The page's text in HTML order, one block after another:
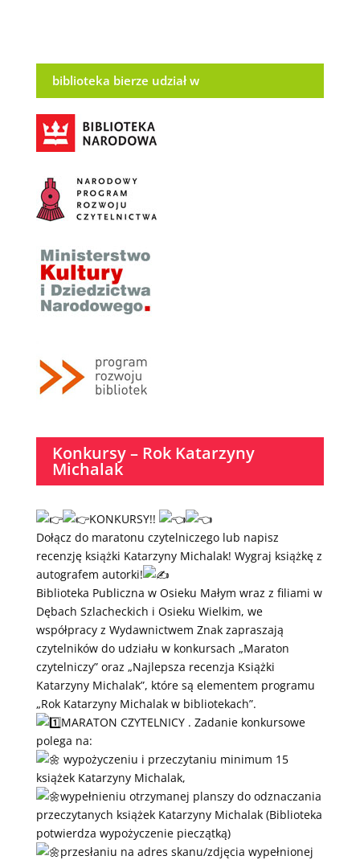
biblioteka bierze udział w
Konkursy – Rok Katarzyny
Michalak
KONKURSY!!
Dołącz do maratonu czytelniczego lub napisz
recenzję książki Katarzyny Michalak! Wygraj książkę z
autografem autorki!
Biblioteka Publiczna w Osieku Małym wraz z filiami w
Dębach Szlacheckich i Osieku Wielkim, we
współpracy z Wydawnictwem Znak zapraszają
czytelników do udziału w konkursach „Maraton
czytelniczy” oraz „Najlepsza recenzja Książki
Katarzyny Michalak”, które są elementem programu
„Rok Katarzyny Michalak w bibliotekach”.
MARATON CZYTELNICY . Zadanie konkursowe
polega na:
wypożyczeniu i przeczytaniu minimum 15
książek Katarzyny Michalak,
wypełnieniu otrzymanej planszy do odznaczania
przeczytanych książek Katarzyny Michalak (Biblioteka
potwierdza wypożyczenie pieczątką)
przesłaniu na adres skanu/zdjęcia wypełnionej